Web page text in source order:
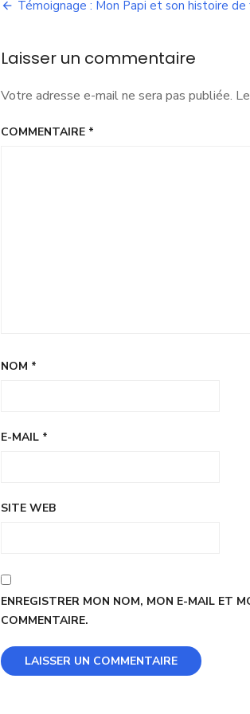
Navigation
l’article
Témoignage : Mon Papi et son histoire
Laisser un commentaire
Votre adresse e-mail ne sera pas publiée.
COMMENTAIRE *
NOM *
E-MAIL *
SITE WEB
ENREGISTRER MON NOM, MON E-MAIL ET
COMMENTAIRE.